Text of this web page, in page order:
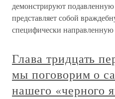
демонстрируют подавленную
представляет собой
специфически направленную
Глава тридцать
мы поговорим о
нашего «черного